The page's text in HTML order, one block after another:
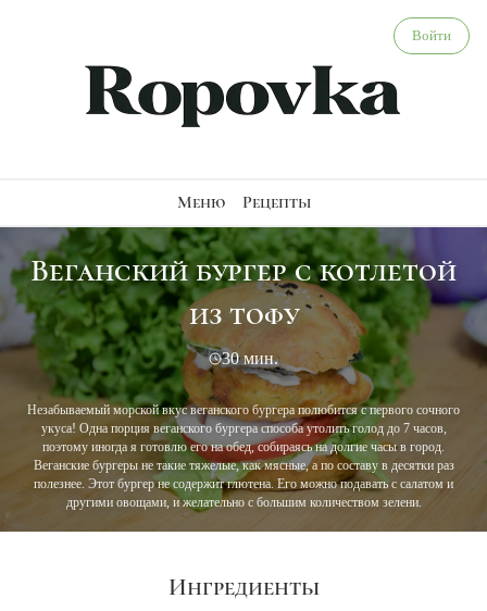
Веганский бургер с котлетой из тофу - веганский
Войти
Меню Рецепты
Веганский бургер с котлетой
из тофу
30 мин.
Незабываемый морской вкус веганского бургера полюбится с первого сочного
укуса! Одна порция веганского бургера способа утолить голод до 7 часов,
поэтому иногда я готовлю его на обед, собираясь на долгие часы в город.
Веганские бургеры не такие тяжелые, как мясные, а по составу в десятки раз
полезнее. Этот бургер не содержит глютена. Его можно подавать с салатом и
другими овощами, и желательно с большим количеством зелени.
Ингредиенты